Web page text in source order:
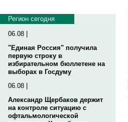
Регион сегодня
06.08 |
"Единая Россия" получила
первую строку в
избирательном бюллетене на
выборах в Госдуму
06.08 |
Александр Щербаков держит
на контроле ситуацию с
офтальмологической